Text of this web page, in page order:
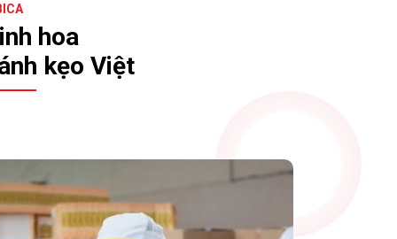
hoa
kẹo Việt